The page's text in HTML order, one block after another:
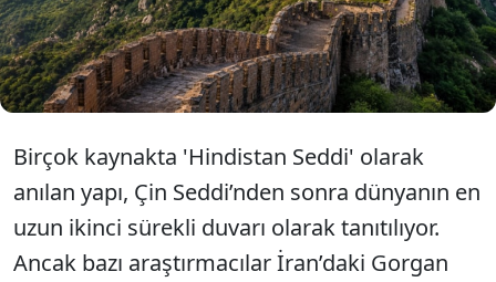
kaleyi çevreleyen duvarların toplam uzunluğu
yaklaşık 36 kilometreye ulaşıyor.
Birçok kaynakta 'Hindistan Seddi' olarak
anılan yapı, Çin Seddi’nden sonra dünyanın en
uzun ikinci sürekli duvarı olarak tanıtılıyor.
Ancak bazı araştırmacılar İran’daki Gorgan